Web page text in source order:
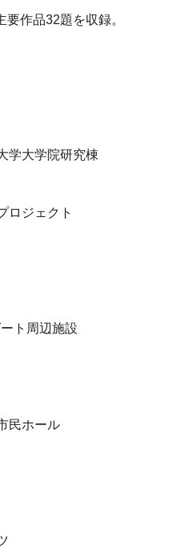
作品32題を収録。
学大学院研究棟
ロジェクト
ト周辺施設
民ホール